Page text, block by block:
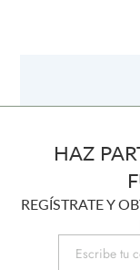
HAZ
REGÍSTRATE Y